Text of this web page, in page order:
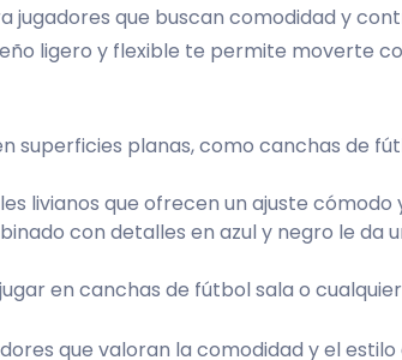
jugadores que buscan comodidad y
ligero y flexible te permite moverte
superficies planas, como canchas de
livianos que ofrecen un ajuste
con detalles en azul y negro le
en canchas de fútbol sala o
que valoran la comodidad y el